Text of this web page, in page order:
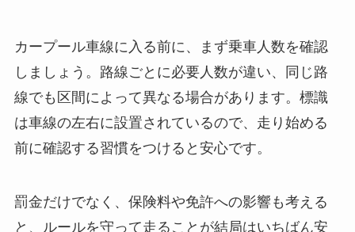
カープール車線に入る前に、まず乗車人数を確認
しましょう。路線ごとに必要人数が違い、同じ路
線でも区間によって異なる場合があります。標識
は車線の左右に設置されているので、走り始める
前に確認する習慣をつけると安心です。
罰金だけでなく、保険料や免許への影響も考える
と、ルールを守って走ることが結局はいちばん安